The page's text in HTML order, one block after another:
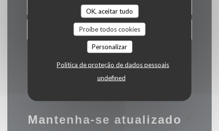
OK, aceitar tudo
Proíbe todos cookies
Personalizar
Política de proteção de dados pessoais
undefined
RESERVAR UMA MESA
PRIVATIZAÇÃO
Mantenha-se atualizado